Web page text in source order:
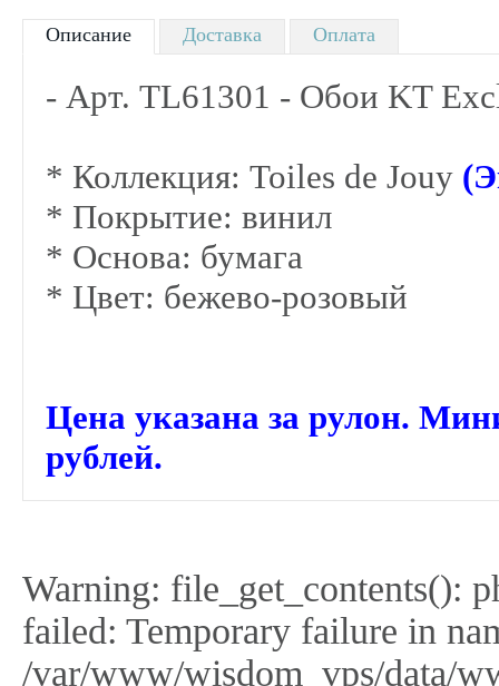
Описание Доставка Оплата
- Арт. TL61301 - Обои KT
* Коллекция: Toiles de Jouy
* Покрытие: винил
* Основа: бумага
* Цвет: бежево-розовый
Цена указана за рулон.
рублей.
Warning: file_get_contents():
failed: Temporary failure in
/var/www/wisdom_vps/data/